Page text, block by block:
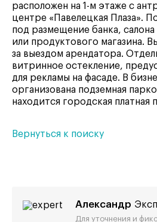
расположен на 1-м этаже с
центре «Павелецкая Плаза».
под размещение банка,
или продуктового магазина.
за выездом арендатора.
витринное остекление,
для рекламы на фасаде. В
организована подземная
находится городская платная
Вернуться к поиску
Александр
Для уточнения и